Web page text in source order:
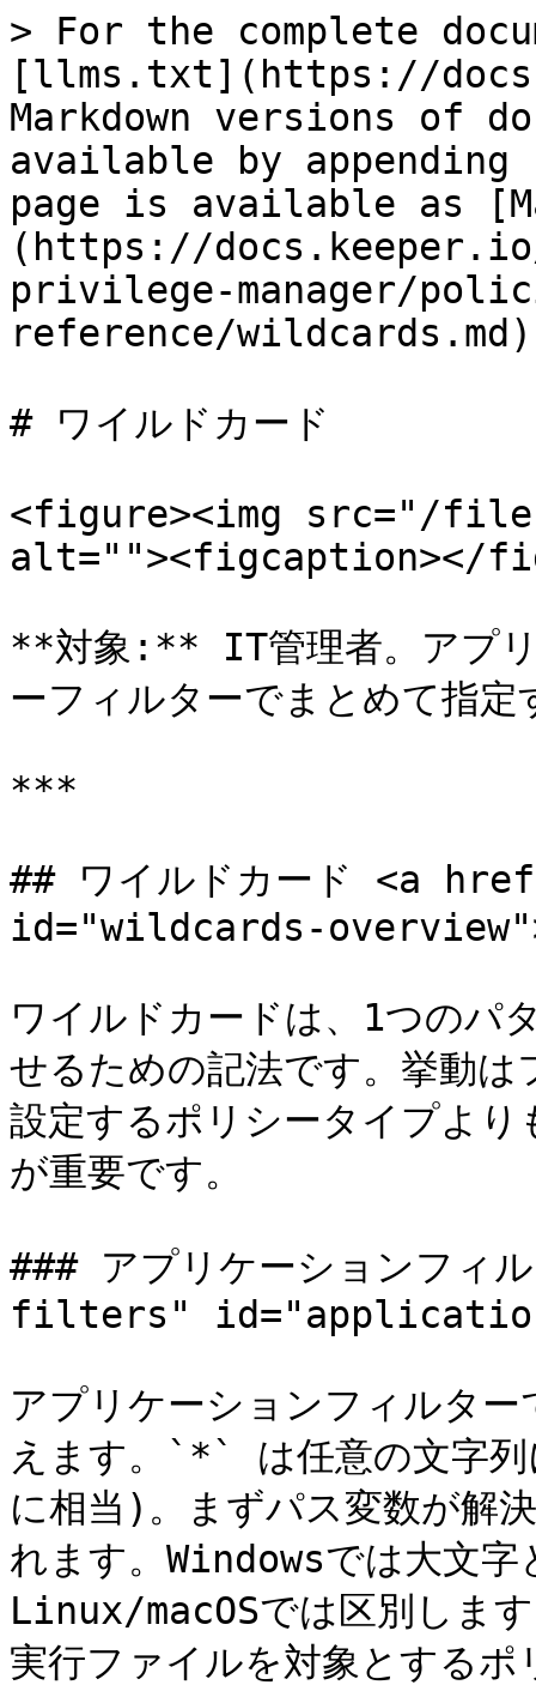
> For the complete
[llms.txt](https://
Markdown versions of
available by
page is available as
(https://
privilege-manager/
reference/
# ワイルドカード
<figure><img src="/files/
alt=""><figcaption></
**対象:** IT管理者。アプリ
ーフィルターでまとめて指
***
## ワイルドカード <a
id="wildcards-
ワイルドカードは、1つのパ
せるための記法です。挙動
設定するポリシータイプよ
が重要です。
### アプリケーションフ
filters"
アプリケーションフィルタ
えます。`*` は任意の文字
に相当)。まずパス変数が解
れます。Windowsでは大文
Linux/macOSでは区別しま
実行ファイルを対象とする